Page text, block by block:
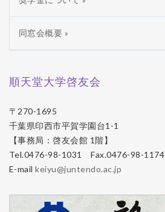
同窓会概要 »
順天堂大学啓友会
〒270-1695
千葉県印西市平賀学園台1-1
【事務局：啓友会館 1階】
Tel.0476-98-1031 Fax.0476-98-1174
E-mailkeiyu@juntendo.ac.jp